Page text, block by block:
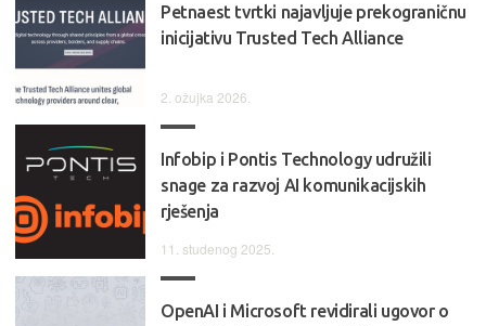
Petnaest tvrtki najavljuje prekograničnu
inicijativu Trusted Tech Alliance
2. ožujka 2026.
Infobip i Pontis Technology udružili
snage za razvoj AI komunikacijskih
rješenja
11. studenog 2025.
OpenAI i Microsoft revidirali ugovor o